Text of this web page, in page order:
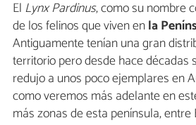
El Lynx Pardinus, como su nombre
de los felinos que viven enla
Antiguamente tenían una gran
territorio pero desde hace décadas
redujo a unos poco ejemplares en
como veremos más adelante en
más zonas de esta península, entre